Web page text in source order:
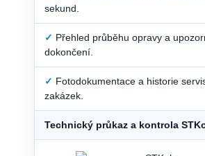
sekund.
✓ Přehled průběhu opravy a
dokončení.
✓ Fotodokumentace a historie
zakázek.
Technický průkaz a kontrola